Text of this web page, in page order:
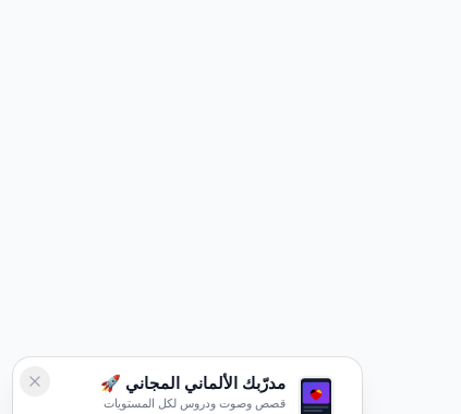
مدرّبك الألماني المجاني 🚀
قصص وصوت ودروس لكل المستويات